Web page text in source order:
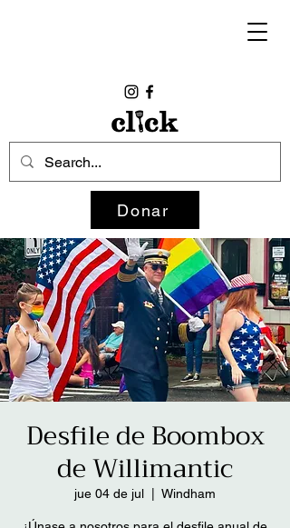
Donar
Desfile de Boombox
de Willimantic
jue 04 de jul Windham